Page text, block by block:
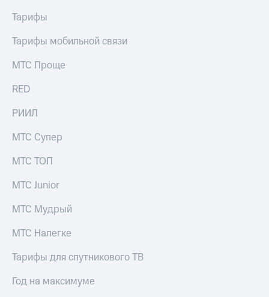
Тарифы
Тарифы мобильной связи
МТС Проще
RED
РИИЛ
МТС Супер
МТС ТОП
МТС Junior
МТС Мудрый
МТС Налегке
Тарифы для спутникового ТВ
Год на максимуме